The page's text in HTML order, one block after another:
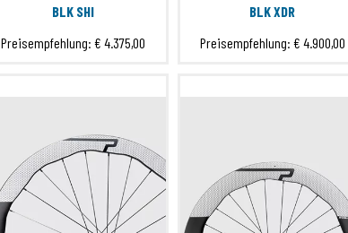
BLK SHI
Preisempfehlung: € 4.375,00
BLK XDR
Preisempfehlung: € 4.900,00